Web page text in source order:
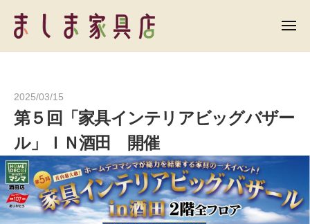
ッ
プ
ま
家
具
店
メ
2025/03/15
o
m
e
d
e
第５回「家具インテリアビッグバザー
ル」ＩＮ酒田 開催
し
ま
家